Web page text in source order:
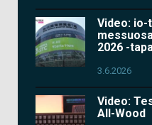
Video: io-
2026 -
3.6.2026
Video:
All-Wood